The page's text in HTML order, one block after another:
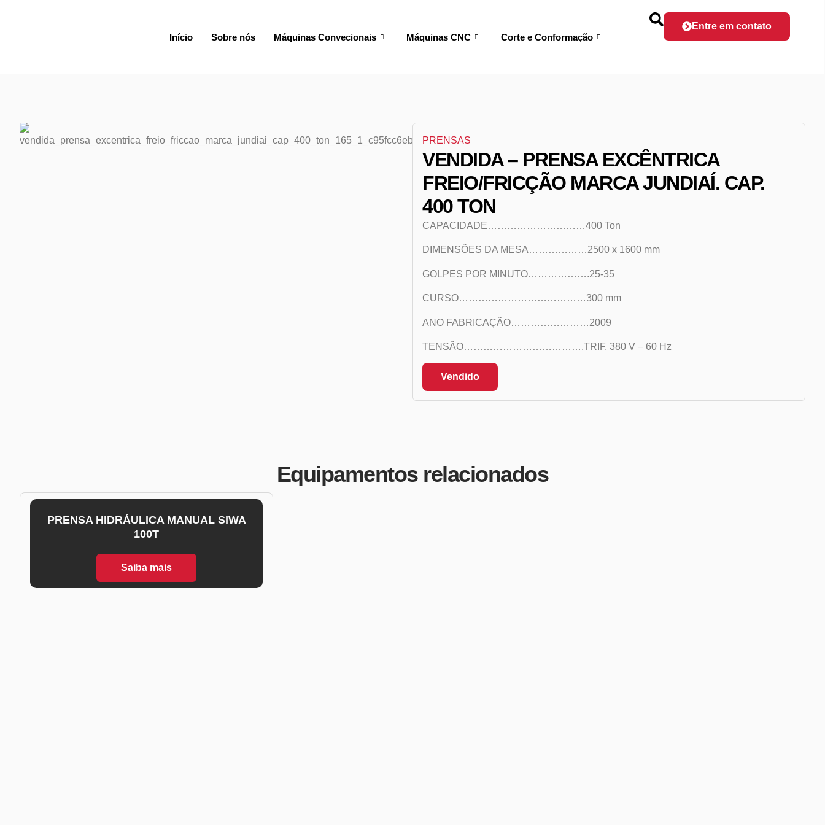
Início Sobre nós Máquinas Convecionais Máquinas CNC Corte e Conformação
Entre em contato
PRENSAS
VENDIDA – PRENSA EXCÊNTRICA
FREIO/FRICÇÃO MARCA JUNDIAÍ. CAP.
400 TON
CAPACIDADE…………………………400 Ton
DIMENSÕES DA MESA………………2500 x 1600 mm
GOLPES POR MINUTO……………….25-35
CURSO…………………………………300 mm
ANO FABRICAÇÃO……………………2009
TENSÃO……………………………….TRIF. 380 V – 60 Hz
Vendido
Equipamentos relacionados
PRENSA HIDRÁULICA MANUAL SIWA
100T
Saiba mais